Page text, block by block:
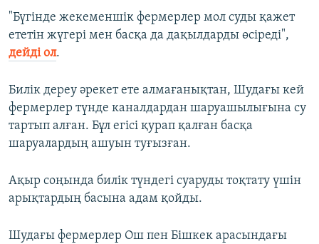
"Бүгінде жекеменшік фермерлер мол суды қажет
ететін жүгері мен басқа да дақылдарды өсіреді",
дейді ол.
Билік дереу әрекет ете алмағанықтан, Шудағы кей
фермерлер түнде каналдардан шаруашылығына су
тартып алған. Бұл егісі қурап қалған басқа
шаруалардың ашуын туғызған.
Ақыр соңында билік түндегі суаруды тоқтату үшін
арықтардың басына адам қойды.
Шудағы фермерлер Ош пен Бішкек арасындағы